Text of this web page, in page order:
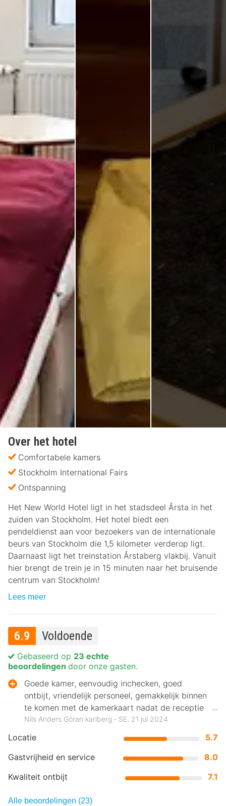
Over het hotel
Comfortabele kamers
Stockholm International Fairs
Ontspanning
Het New World Hotel ligt in het stadsdeel Årsta in het
zuiden van Stockholm. Het hotel biedt een
pendeldienst aan voor bezoekers van de internationale
beurs van Stockholm die 1,5 kilometer verderop ligt.
Daarnaast ligt het treinstation Årstaberg vlakbij. Vanuit
hier brengt de trein je in 15 minuten naar het bruisende
centrum van Stockholm!
Lees meer
6.9 Voldoende
Locatie
5.7
Gastvrijheid en service
8.0
Kwaliteit ontbijt
7.1
Gebaseerd op 23 echte
beoordelingen door onze gasten.
Goede kamer, eenvoudig inchecken, goed
ontbijt, vriendelijk personeel, gemakkelijk binnen
te komen met de kamerkaart nadat de receptie
is gesloten, eenvoudig uitchecken
Nils Anders Göran karlberg ‐ SE, 21 jul 2024
Alle beoordelingen (23)